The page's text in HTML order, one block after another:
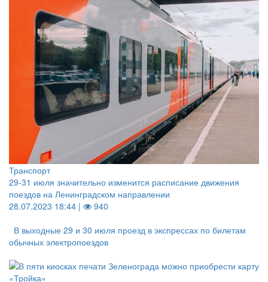
Транспорт
29-31 июля значительно изменится расписание движения
поездов на Ленинградском направлении
28.07.2023 18:44 |
940
В выходные 29 и 30 июля проезд в экспрессах по билетам
обычных электропоездов